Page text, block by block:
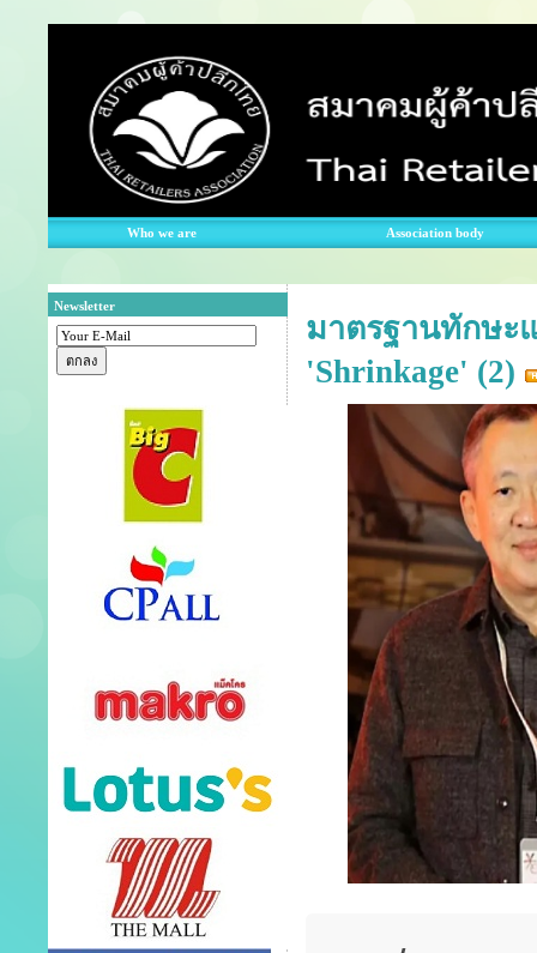
Who we are Association body
Newsletter
มาตรฐานทักษะ
'Shrinkage' (2)